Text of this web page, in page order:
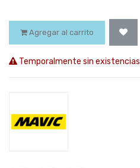
Agregar al carrito
Temporalmente sin existencias